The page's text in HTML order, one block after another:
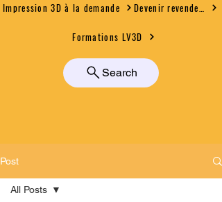
Impression 3D à la demande
Formations LV3D
Search
Post
All Posts